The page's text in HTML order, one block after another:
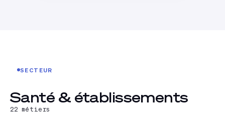
SECTEUR
Santé & établissements
22 métiers